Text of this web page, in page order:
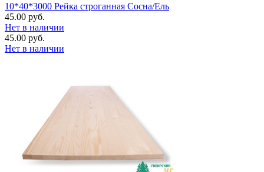
10*40*3000 Рейка строганная Сосна/Ель
45.00 руб.
Нет в наличии
45.00 руб.
Нет в наличии